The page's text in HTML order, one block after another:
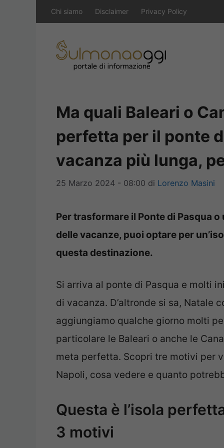
Chi siamo Disclaimer Privacy Policy
Ma quali Baleari o
perfetta per il ponte
vacanza più lunga,
25 Marzo 2024 - 08:00 di Lorenzo Masini
Per trasformare il Ponte di Pasqua
delle vacanze, puoi optare per
questa destinazione.
Si arriva al ponte di Pasqua e molti
di vacanza. D’altronde si sa, Natale
aggiungiamo qualche giorno molti
particolare le Baleari o anche le
meta perfetta. Scopri tre motivi per
Napoli, cosa vedere e quanto
Questa è l’isola
3 motivi